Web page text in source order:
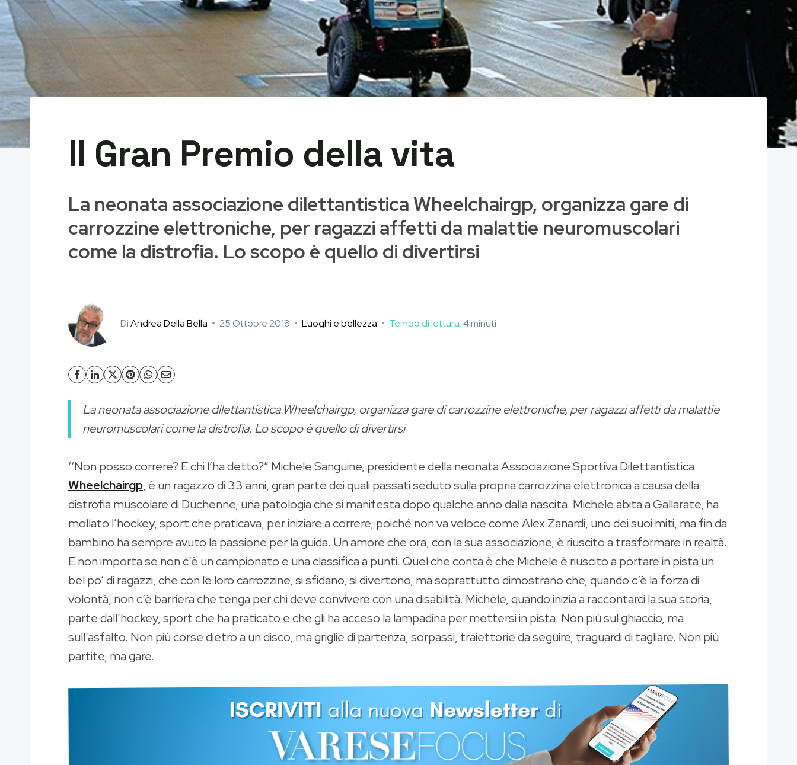
Il Gran Premio della vita
La neonata associazione dilettantistica Wheelchairgp, organizza gare di
carrozzine elettroniche, per ragazzi affetti da malattie neuromuscolari
come la distrofia. Lo scopo è quello di divertirsi
DiAndrea Della Bella 25 Ottobre 2018 Luoghi e bellezza Tempo di lettura:4minuti
La neonata associazione dilettantistica Wheelchairgp, organizza gare di carrozzine elettroniche, per ragazzi affetti da malattie
neuromuscolari come la distrofia. Lo scopo è quello di divertirsi
‘‘Non posso correre? E chi l’ha detto?” Michele Sanguine, presidente della neonata Associazione Sportiva Dilettantistica
Wheelchairgp, è un ragazzo di 33 anni, gran parte dei quali passati seduto sulla propria carrozzina elettronica a causa della
distrofia muscolare di Duchenne, una patologia che si manifesta dopo qualche anno dalla nascita. Michele abita a Gallarate, ha
mollato l’hockey, sport che praticava, per iniziare a correre, poiché non va veloce come Alex Zanardi, uno dei suoi miti, ma fin da
bambino ha sempre avuto la passione per la guida. Un amore che ora, con la sua associazione, è riuscito a trasformare in realtà.
E non importa se non c’è un campionato e una classifica a punti. Quel che conta è che Michele è riuscito a portare in pista un
bel po’ di ragazzi, che con le loro carrozzine, si sfidano, si divertono, ma soprattutto dimostrano che, quando c’è la forza di
volontà, non c’è barriera che tenga per chi deve convivere con una disabilità. Michele, quando inizia a raccontarci la sua storia,
parte dall’hockey, sport che ha praticato e che gli ha acceso la lampadina per mettersi in pista. Non più sul ghiaccio, ma
sull’asfalto. Non più corse dietro a un disco, ma griglie di partenza, sorpassi, traiettorie da seguire, traguardi di tagliare. Non più
partite, ma gare.